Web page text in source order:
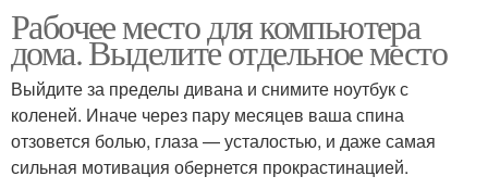
Рабочее место для компьютера
дома. Выделите отдельное место
Выйдите за пределы дивана и снимите ноутбук с
коленей. Иначе через пару месяцев ваша спина
отзовется болью, глаза — усталостью, и даже самая
сильная мотивация обернется прокрастинацией.